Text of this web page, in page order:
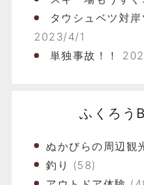
タウシュベツ対
2023/4/1
単独事故！！
ふくろう
ぬかびらの周辺観
釣り (58)